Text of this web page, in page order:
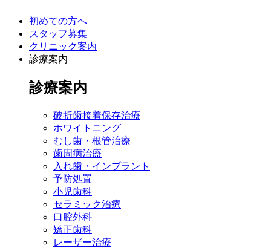
初めての方へ
スタッフ募集
クリニック案内
診療案内
診療案内
破折歯接着保存治療
ホワイトニング
むし歯・根管治療
歯周病治療
入れ歯・インプラント
予防処置
小児歯科
セラミック治療
口腔外科
矯正歯科
レーザー治療